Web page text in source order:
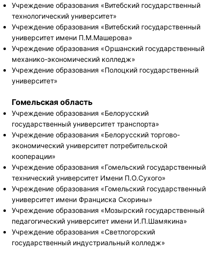
Учреждение образования «Витебский государственный
технологический университет»
Учреждение образования «Витебский государственный
университет имени П.М.Машерова»
Учреждение образования «Оршанский государственный
механико-экономический колледж»
Учреждение образования «Полоцкий государственный
университет»
Гомельская область
Учреждение образования «Белорусский
государственный университет транспорта»
Учреждение образования «Белорусский торгово-
экономический университет потребительской
кооперации»
Учреждение образования «Гомельский государственный
технический университет Имени П.О.Сухого»
Учреждение образования «Гомельский государственный
университет имени Франциска Скорины»
Учреждение образования «Мозырский государственный
педагогический университет имени И.П.Шамякина»
Учреждение образования «Светлогорский
государственный индустриальный колледж»